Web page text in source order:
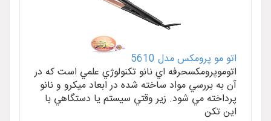
اتو مو پرومکس مدل 5610
اتوموپرومکسحرفه اي نانو تکنولوژي علمي است که در
آن به بررسي مواد ساخته شده در ابعاد ميکرو و نانو
پرداخته مي شود. زير وقتي سيستم يا دستگاهي با
اين تکن